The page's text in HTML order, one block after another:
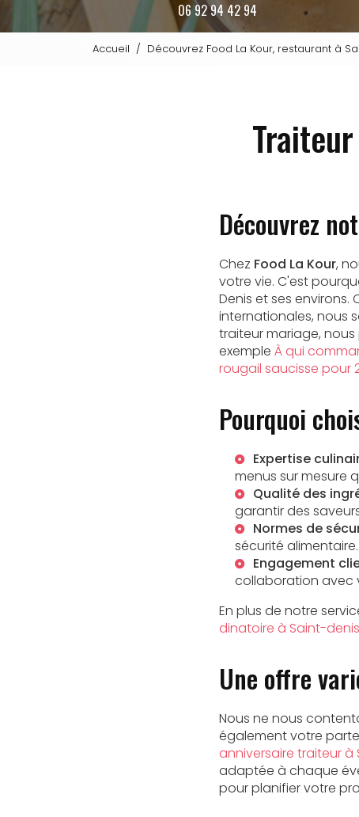
06 92 94 42 94
Accueil Découvrez Food La Kour, restaurant à
Découvrez
Chez Food La Kour,
votre vie. C'est
Denis et ses
internationales, nous
traiteur mariage,
exemple À qui
rougail saucisse pour
Pourquoi
Expertise
menus sur mesure
Qualité des
garantir des
Normes de
sécurité alimentaire.
Engagement
collaboration avec
En plus de notre
dinatoire à Saint-denis
Une offre
Nous ne nous
également votre
anniversaire traiteur à
adaptée à chaque
pour planifier votre